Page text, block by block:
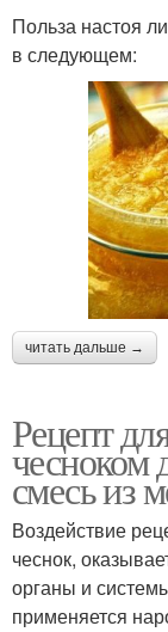
Польза настоя
в следующем:
читать дальше →
Рецепт
чесноком
смесь из
Воздействие
чеснок,
органы и
применяется